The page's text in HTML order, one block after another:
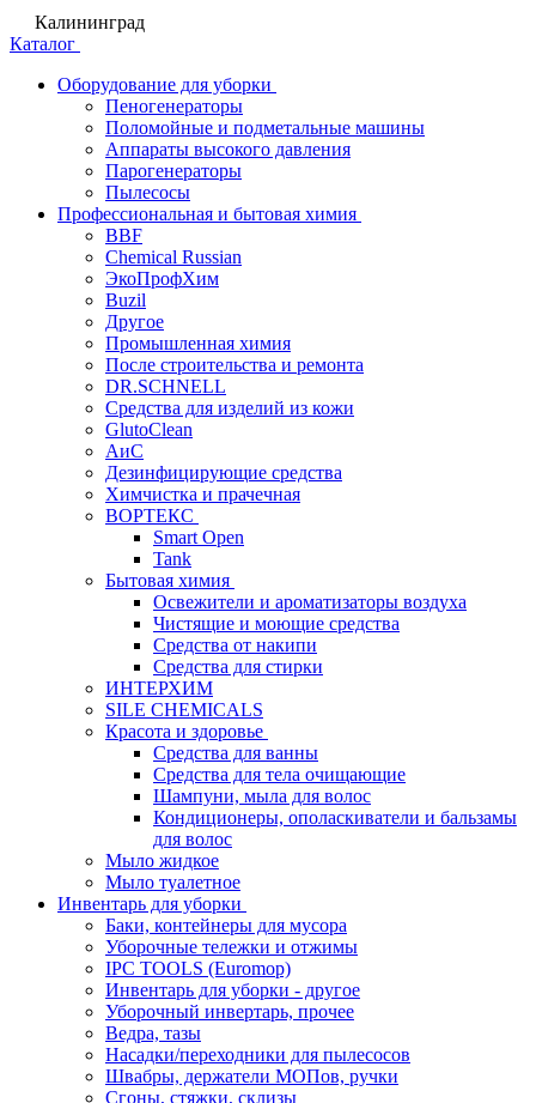
Калининград
Каталог
Оборудование для уборки
Пеногенераторы
Поломойные и подметальные машины
Аппараты высокого давления
Парогенераторы
Пылесосы
Профессиональная и бытовая химия
BBF
Chemical Russian
ЭкоПрофХим
Buzil
Другое
Промышленная химия
После строительства и ремонта
DR.SCHNELL
Средства для изделий из кожи
GlutoClean
АиС
Дезинфицирующие средства
Химчистка и прачечная
ВОРТЕКС
Smart Open
Tank
Бытовая химия
Освежители и ароматизаторы воздуха
Чистящие и моющие средства
Средства от накипи
Средства для стирки
ИНТЕРХИМ
SILE CHEMICALS
Красота и здоровье
Средства для ванны
Средства для тела очищающие
Шампуни, мыла для волос
Кондиционеры, ополаскиватели и бальзамы
для волос
Мыло жидкое
Мыло туалетное
Инвентарь для уборки
Баки, контейнеры для мусора
Уборочные тележки и отжимы
IPC TOOLS (Euromop)
Инвентарь для уборки - другое
Уборочный инвертарь, прочее
Ведра, тазы
Насадки/переходники для пылесосов
Швабры, держатели МОПов, ручки
Сгоны, стяжки, склизы